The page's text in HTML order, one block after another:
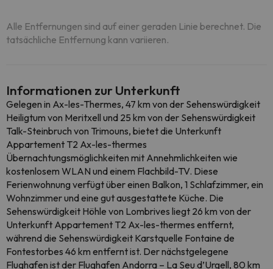
Alle Entfernungen sind auf einer geraden Linie berechnet. Die
tatsächliche Entfernung kann variieren.
Informationen zur Unterkunft
Gelegen in Ax-les-Thermes, 47 km von der Sehenswürdigkeit
Heiligtum von Meritxell und 25 km von der Sehenswürdigkeit
Talk-Steinbruch von Trimouns, bietet die Unterkunft
Appartement T2 Ax-les-thermes
Übernachtungsmöglichkeiten mit Annehmlichkeiten wie
kostenlosem WLAN und einem Flachbild-TV. Diese
Ferienwohnung verfügt über einen Balkon, 1 Schlafzimmer, ein
Wohnzimmer und eine gut ausgestattete Küche. Die
Sehenswürdigkeit Höhle von Lombrives liegt 26 km von der
Unterkunft Appartement T2 Ax-les-thermes entfernt,
während die Sehenswürdigkeit Karstquelle Fontaine de
Fontestorbes 46 km entfernt ist. Der nächstgelegene
Flughafen ist der Flughafen Andorra – La Seu d’Urgell, 80 km